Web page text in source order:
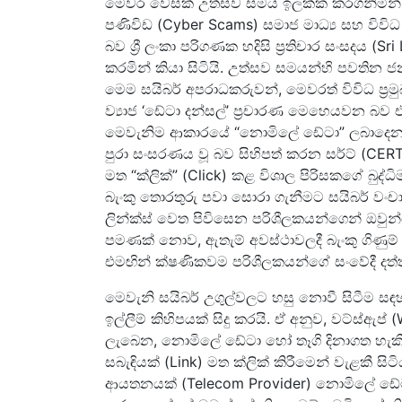
පණිවිඩ (Cyber Scams) සමාජ මාධ්‍ය සහ
බව ශ්‍රී ලංකා පරිගණක හදිසි ප්‍රතිචාර සංසදය
කරමින් කියා සිටියි. උත්සව සමයන්හි පවතින
මෙම සයිබර් අපරාධකරුවන්, මෙවරත් විවිධ
ව්‍යාජ ‘ඩේටා දන්සල්’ ප්‍රචාරණ මෙහෙයවන
මෙවැනිම ආකාරයේ “නොමිලේ ඩේටා”
පුරා සංසරණය වූ බව සිහිපත් කරන සර්ට්
මත “ක්ලික්” (Click) කළ විශාල පිරිසකගේ
බැංකු තොරතුරු පවා සොරා ගැනීමට සයිබර්
ලින්ක්ස් වෙත පිවිසෙන පරිශීලකයන්ගෙන්
පමණක් නොව, ඇතැම් අවස්ථාවලදී බැංකු
එමඟින් ක්ෂණිකවම පරිශීලකයන්ගේ සංවේදී
මෙවැනි සයිබර් උගුල්වලට හසු නොවී සිටීම
ඉල්ලීම් කිහිපයක් සිදු කරයි. ඒ අනුව, වට්ස්ඇප්
ලැබෙන, නොමිලේ ඩේටා හෝ තෑගි දිනාගත
සබැඳියක් (Link) මත ක්ලික් කිරීමෙන් වැළකී
ආයතනයක් (Telecom Provider) නොමිලේ